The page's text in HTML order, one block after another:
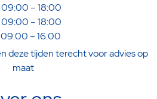
– 18:00
– 18:00
– 16:00
deze tijden terecht voor advies op
maat